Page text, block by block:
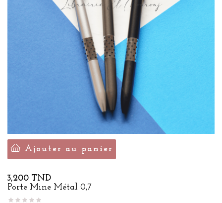
Ajouter au panier
Prix
3,200 TND
Porte Mine Métal 0,7